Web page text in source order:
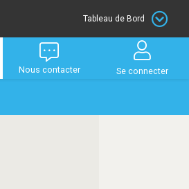
Tableau de Bord
Nous contacter Se connecter